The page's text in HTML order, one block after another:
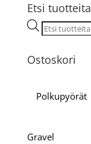
Etsi tuotteita
Products
Ostoskori
Polkupyörät
Gravel